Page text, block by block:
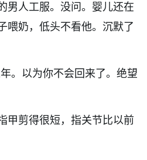
男人工服。没问。婴儿还在
喂奶，低头不看他。沉默了
。以为你不会回来了。绝望
甲剪得很短，指关节比以前